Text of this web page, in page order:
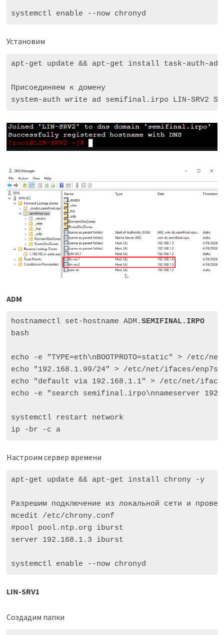
systemctl enable --now chronyd
Установим
apt-get update && apt-get install task-auth-ad-
Присоединяем к домену
ADM
hostnamectl set-hostname ADM.SEMIFINAL.IRPO
bash
echo -e "TYPE=eth\nBOOTPROTO=static" > /etc/
echo "192.168.1.99/24" > /etc/net/ifaces/
echo "default via 192.168.1.1" > /etc/net/
echo -e "search semifinal.irpo\nnameserver
systemctl restart network
ip -br -c a
Настроим сервер времени
apt-get update && apt-get install chrony -y
Разрешим подключение из локальной сети и
mcedit /etc/chrony.conf
#pool pool.ntp.org iburst
server 192.168.1.3 iburst
systemctl enable --now chronyd
LIN-SRV1
Создадим папки